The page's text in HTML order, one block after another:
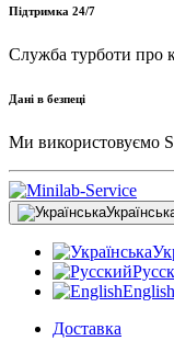
Підтримка 24/7
Служба турботи про
Дані в безпеці
Ми використовуємо
English
Доставка